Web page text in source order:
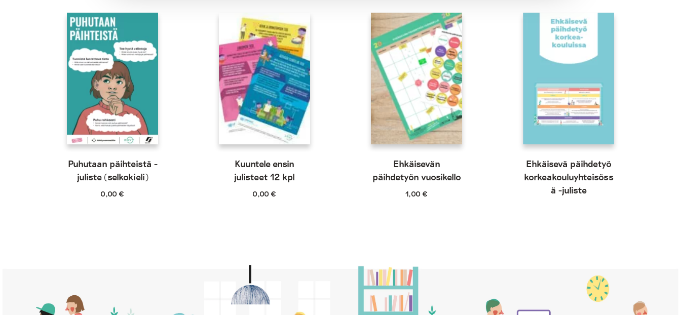
Puhutaan päihteistä -
juliste (selkokieli)
0,00€
Kuuntele ensin
julisteet 12 kpl
0,00€
Ehkäisevän
päihdetyön vuosikello
1,00 €
Ehkäisevä päihdetyö
korkeakouluyhteisöss
ä -juliste